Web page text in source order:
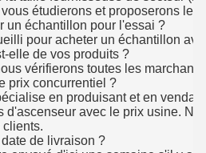
étudierons et proposerons le
un échantillon pour l'essai ?
pour acheter un échantillon
elle de vos produits ?
vérifierons toutes les
prix concurrentiel ?
en produisant et en
d'ascenseur avec le prix usine.
clients.
de livraison ?